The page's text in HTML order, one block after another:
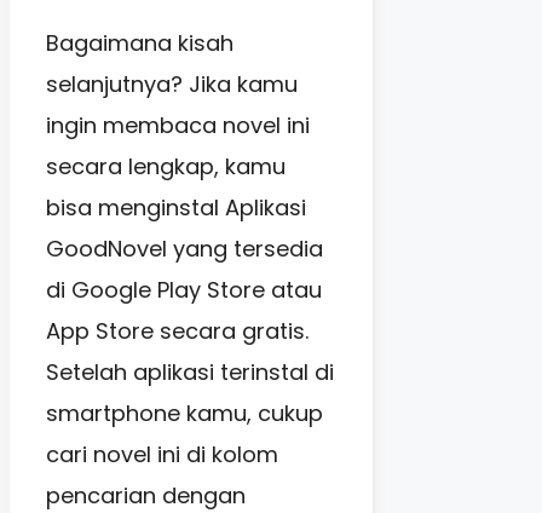
Bagaimana kisah
selanjutnya? Jika kamu
ingin membaca novel ini
secara lengkap, kamu
bisa menginstal Aplikasi
GoodNovel yang tersedia
di Google Play Store atau
App Store secara gratis.
Setelah aplikasi terinstal di
smartphone kamu, cukup
cari novel ini di kolom
pencarian dengan